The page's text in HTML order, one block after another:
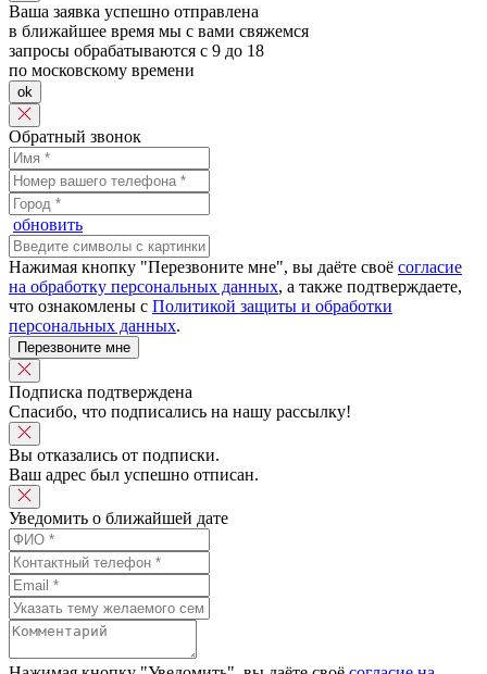
Ваша заявка успешно отправлена
в ближайшее время мы с вами свяжемся
запросы обрабатываются с 9 до 18
по московскому времени
ok
Обратный звонок
обновить
Нажимая кнопку "Перезвоните мне", вы даёте своё согласие
на обработку персональных данных, а также подтверждаете,
что ознакомлены с Политикой защиты и обработки
персональных данных.
Перезвоните мне
Подписка подтверждена
Спасибо, что подписались на нашу рассылку!
Вы отказались от подписки.
Ваш адрес был успешно отписан.
Уведомить о ближайшей дате